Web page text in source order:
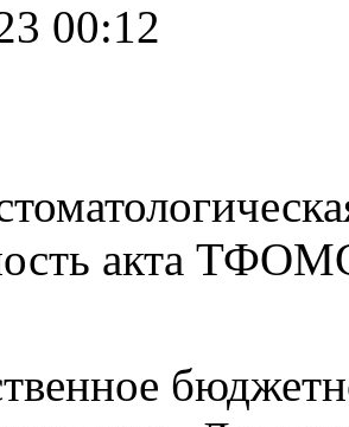
00:12
акта